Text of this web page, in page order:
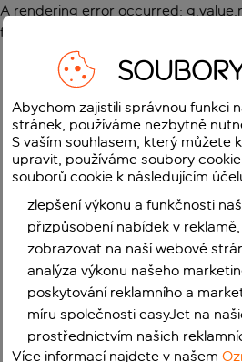
A rendering error occurred:
function
Abychom zajistili správnou funkci
stránek, používáme nezbytně
S vaším souhlasem, který můžete
upravit, používáme soubory
souborů cookie k následujícím
zlepšení výkonu a funkčnosti
přizpůsobení nabídek v
zobrazovat na naší webové
analýza výkonu našeho
poskytování reklamního a
míru společnosti easyJet na
prostřednictvím našich
Více informací najdete v našem